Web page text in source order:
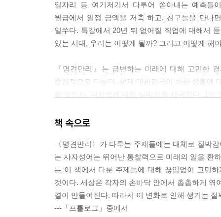
일자리 등 여기저기서 다투어 쏟아내는 예측들
월급에서 일정 금액을 저축 하고, 친구들을 만나
일쑤다. 특강에서 20년 뒤 없어질 직업에 대해서
있는 시대, 우리는 어떻게 될까? 그리고 어떻게 해
『명견만리』는 급변하는 미래에 대해 고민한
중심적으로 다룬다. 현재 대한민국이 처한 상황에
것이며, 노인 세대가 늘어나면서 실버 산업의
일본의 사례를 반면교사 삼아, 인구 구조 변동
촉구한다. 청년들의 고통을 개인의 문제로 방치
하는지 분명하게 보여준다.
『명견만리』는 이처럼 철저한 취재에 기반해
강구한다. 은퇴를 앞둔 베이비부머 세대 부모님
책 속으로
〈명견만리〉가 다루는 주제들에는 대체로 절박
는 사자성어는 뛰어난 통찰력으로 미래의 일을 환
는 이 책에서 다룬 주제들에 대해 끊임없이 고민
것이다. 세상은 각자의 손바닥 안에서 촘촘하게
결이 만들어진다. 따라서 이 변화로 인해 생기는
---「프롤로그」중에서